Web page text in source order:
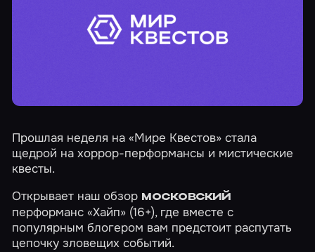
Прошлая неделя на «Мире Квестов» стала
щедрой на хоррор-перформансы и мистические
квесты.
Открывает наш обзор московский
перформанс«Хайп» (16+), где вместе с
популярным блогером вам предстоит распутать
цепочку зловещих событий.